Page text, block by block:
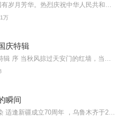
万
庆特辑
瞬间